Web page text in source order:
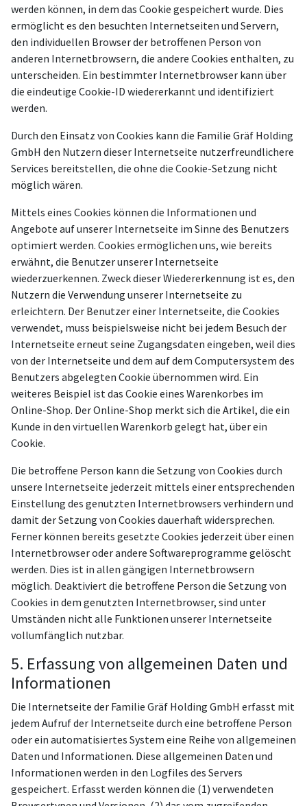
werden können, in dem das Cookie gespeichert wurde. Dies
ermöglicht es den besuchten Internetseiten und Servern,
den individuellen Browser der betroffenen Person von
anderen Internetbrowsern, die andere Cookies enthalten, zu
unterscheiden. Ein bestimmter Internetbrowser kann über
die eindeutige Cookie-ID wiedererkannt und identifiziert
werden.
Durch den Einsatz von Cookies kann die Familie Gräf Holding
GmbH den Nutzern dieser Internetseite nutzerfreundlichere
Services bereitstellen, die ohne die Cookie-Setzung nicht
möglich wären.
Mittels eines Cookies können die Informationen und
Angebote auf unserer Internetseite im Sinne des Benutzers
optimiert werden. Cookies ermöglichen uns, wie bereits
erwähnt, die Benutzer unserer Internetseite
wiederzuerkennen. Zweck dieser Wiedererkennung ist es, den
Nutzern die Verwendung unserer Internetseite zu
erleichtern. Der Benutzer einer Internetseite, die Cookies
verwendet, muss beispielsweise nicht bei jedem Besuch der
Internetseite erneut seine Zugangsdaten eingeben, weil dies
von der Internetseite und dem auf dem Computersystem des
Benutzers abgelegten Cookie übernommen wird. Ein
weiteres Beispiel ist das Cookie eines Warenkorbes im
Online-Shop. Der Online-Shop merkt sich die Artikel, die ein
Kunde in den virtuellen Warenkorb gelegt hat, über ein
Cookie.
Die betroffene Person kann die Setzung von Cookies durch
unsere Internetseite jederzeit mittels einer entsprechenden
Einstellung des genutzten Internetbrowsers verhindern und
damit der Setzung von Cookies dauerhaft widersprechen.
Ferner können bereits gesetzte Cookies jederzeit über einen
Internetbrowser oder andere Softwareprogramme gelöscht
werden. Dies ist in allen gängigen Internetbrowsern
möglich. Deaktiviert die betroffene Person die Setzung von
Cookies in dem genutzten Internetbrowser, sind unter
Umständen nicht alle Funktionen unserer Internetseite
vollumfänglich nutzbar.
5. Erfassung von allgemeinen Daten und
Informationen
Die Internetseite der Familie Gräf Holding GmbH erfasst mit
jedem Aufruf der Internetseite durch eine betroffene Person
oder ein automatisiertes System eine Reihe von allgemeinen
Daten und Informationen. Diese allgemeinen Daten und
Informationen werden in den Logfiles des Servers
gespeichert. Erfasst werden können die (1) verwendeten